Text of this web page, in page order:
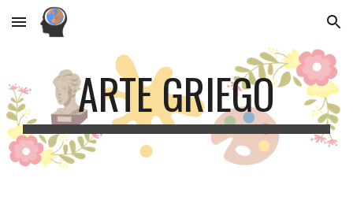
Skip to main content Skip to navigation
ARTE GRIEGO